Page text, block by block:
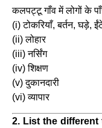
कलपट्टू गाँव में लोगों के
(i) टोकरियाँ, बर्तन, घड़े,
(ii) लोहार
(iii) नर्सिंग
(iv) शिक्षण
(v) दुकानदारी
(vi) व्यापार
2. List the